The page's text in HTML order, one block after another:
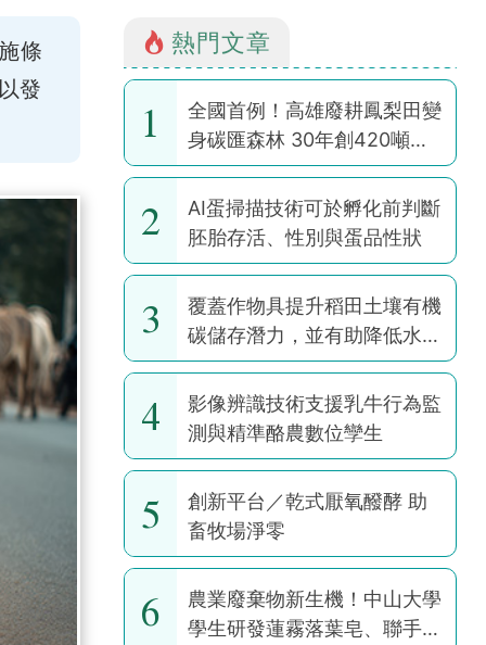
條
發
熱門文章
1
全國首例！高雄廢耕鳳梨田變
身碳匯森林 30年創420噸碳
權
2
AI蛋掃描技術可於孵化前判斷
胚胎存活、性別與蛋品性狀
3
覆蓋作物具提升稻田土壤有機
碳儲存潛力，並有助降低水稻
耕作全球暖化潛勢
4
影像辨識技術支援乳牛行為監
測與精準酪農數位孿生
5
創新平台／乾式厭氧醱酵 助
畜牧場淨零
6
農業廢棄物新生機！中山大學
學生研發蓮霧落葉皂、聯手果